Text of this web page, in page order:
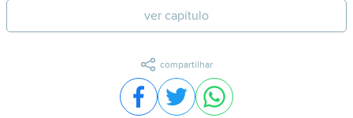
ver capítulo
compartilhar
Compartilhar no Facebook
Compartilhar no Twitter
Compartilhar no